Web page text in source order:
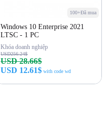
100+Đã mua
Windows 10 Enterprise 2021
LTSC - 1 PC
Khóa doanh nghiệp
USD256.24$
USD 28.66$
USD 12.61$ with code wd